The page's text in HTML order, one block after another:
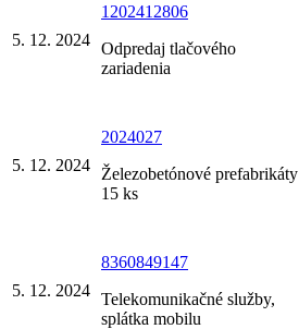
5. 12. 2024
1202412806
Odpredaj tlačového
zariadenia
5. 12. 2024
2024027
Železobetónové prefabrikáty
15 ks
5. 12. 2024
8360849147
Telekomunikačné služby,
splátka mobilu